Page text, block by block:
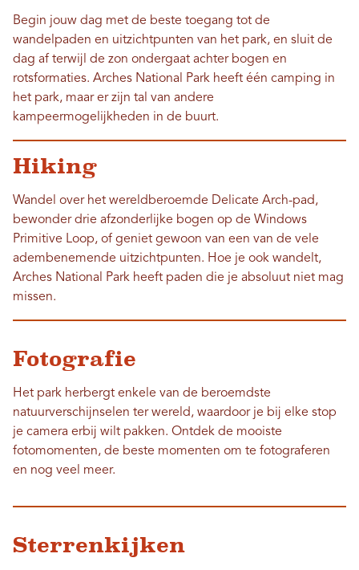
Begin jouw dag met de beste toegang tot de
wandelpaden en uitzichtpunten van het park, en sluit de
dag af terwijl de zon ondergaat achter bogen en
rotsformaties. Arches National Park heeft één camping in
het park, maar er zijn tal van andere
kampeermogelijkheden in de buurt.
Hiking
Wandel over het wereldberoemde Delicate Arch-pad,
bewonder drie afzonderlijke bogen op de Windows
Primitive Loop, of geniet gewoon van een van de vele
adembenemende uitzichtpunten. Hoe je ook wandelt,
Arches National Park heeft paden die je absoluut niet mag
missen.
Fotografie
Het park herbergt enkele van de beroemdste
natuurverschijnselen ter wereld, waardoor je bij elke stop
je camera erbij wilt pakken. Ontdek de mooiste
fotomomenten, de beste momenten om te fotograferen
en nog veel meer.
Sterrenkijken